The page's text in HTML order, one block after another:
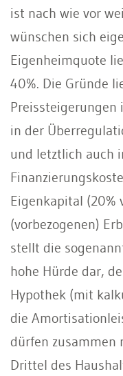
ist nach wie vor
wünschen sich
Eigenheimquote
40%. Die Gründe
in der
und letztlich auch
Eigenkapital (20%
(vorbezogenen)
stellt die
hohe Hürde dar,
Hypothek (mit
die
dürfen zusammen
Drittel des